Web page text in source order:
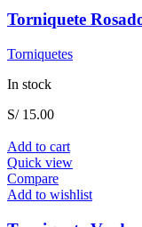
Torniquete
Torniquetes
In stock
S/15.00
Add to cart
Quick view
Compare
Add to wishlist